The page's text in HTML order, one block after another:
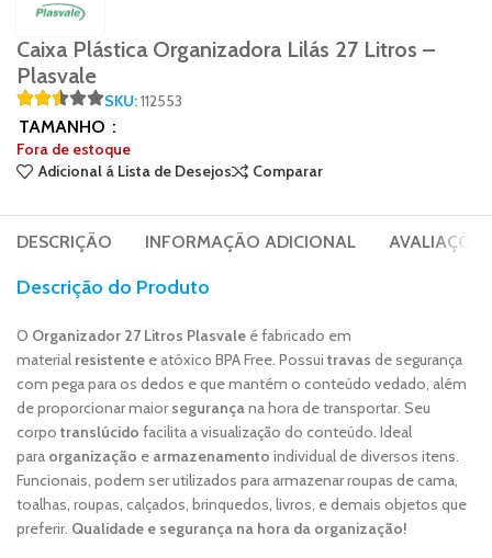
Caixa Plástica Organizadora Lilás 27 Litros –
Plasvale
SKU:112553
TAMANHO
Fora de estoque
Adicional á Lista de Desejos
Comparar
DESCRIÇÃO INFORMAÇÃO ADICIONAL
Descrição do Produto
O Organizador 27 Litros Plasvale é fabricado em
material resistente e atóxico BPA Free. Possuitravas de segurança
com pega para os dedos e que mantém o conteúdo vedado, além
de proporcionar maiorsegurança na hora de transportar. Seu
corpotranslúcidofacilita a visualização do conteúdo. Ideal
para organização e armazenamento individual de diversos itens.
Funcionais, podem ser utilizados para armazenar roupas de cama,
toalhas, roupas, calçados, brinquedos, livros, e demais objetos que
preferir. Qualidade e segurança na hora da organização!